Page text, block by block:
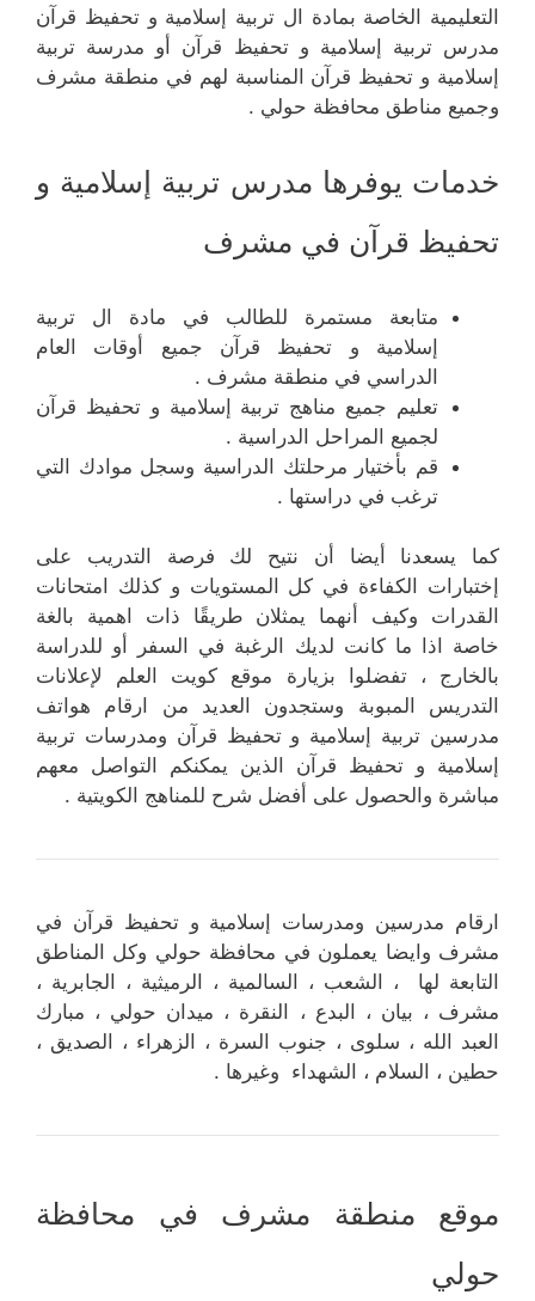
التعليمية الخاصة بمادة ال تربية إسلامية و تحفيظ قرآن
مدرس تربية إسلامية و تحفيظ قرآن أو مدرسة تربية
إسلامية و تحفيظ قرآن المناسبة لهم في منطقة مشرف
وجميع مناطق محافظة حولي .
خدمات يوفرها مدرس تربية إسلامية و
تحفيظ قرآن في مشرف
متابعة مستمرة للطالب في مادة ال تربية
إسلامية و تحفيظ قرآن جميع أوقات العام
الدراسي في منطقة مشرف .
تعليم جميع مناهج تربية إسلامية و تحفيظ قرآن
لجميع المراحل الدراسية .
قم بأختيار مرحلتك الدراسية وسجل موادك التي
ترغب في دراستها .
كما يسعدنا أيضا أن نتيح لك فرصة التدريب على
إختبارات الكفاءة في كل المستويات و كذلك امتحانات
القدرات وكيف أنهما يمثلان طريقًا ذات اهمية بالغة
خاصة اذا ما كانت لديك الرغبة في السفر أو للدراسة
بالخارج ، تفضلوا بزيارة موقع كويت العلم لإعلانات
التدريس المبوبة وستجدون العديد من ارقام هواتف
مدرسين تربية إسلامية و تحفيظ قرآن ومدرسات تربية
إسلامية و تحفيظ قرآن الذين يمكنكم التواصل معهم
مباشرة والحصول على أفضل شرح للمناهج الكويتية .
ارقام مدرسين ومدرسات إسلامية و تحفيظ قرآن في
مشرف وايضا يعملون في محافظة حولي وكل المناطق
التابعة لها ، الشعب ، السالمية ، الرميثية ، الجابرية ،
مشرف ، بيان ، البدع ، النقرة ، ميدان حولي ، مبارك
العبد الله ، سلوى ، جنوب السرة ، الزهراء ، الصديق ،
حطين ، السلام ، الشهداء وغيرها .
موقع منطقة مشرف في محافظة
حولي